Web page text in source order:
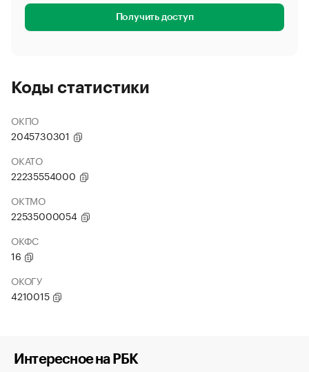
Получить доступ
Коды статистики
ОКПО
2045730301
ОКАТО
22235554000
ОКТМО
22535000054
ОКФС
16
ОКОГУ
4210015
Интересное на РБК